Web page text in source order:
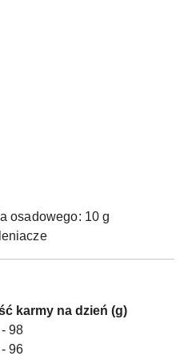
osadowego: 10 g
karmy na dzień (g)
98
96